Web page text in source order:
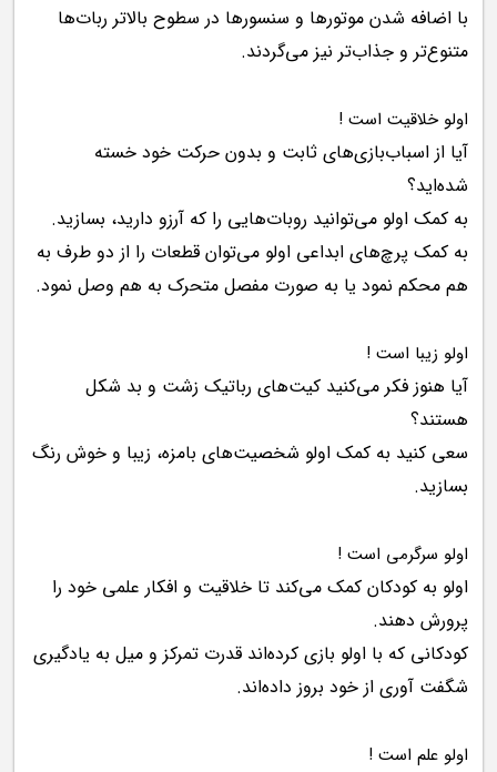
با اضافه شدن موتورها و سنسورها در سطوح بالاتر ربات‌ها
متنوع‌تر و جذاب‌تر نیز می‌گردند.
اولو خلاقیت است !
آیا از اسباب‌بازی‌های ثابت و بدون حرکت خود خسته
شده‌اید؟
به کمک اولو می‌توانید روبات‌هایی را که آرزو دارید، بسازید.
به کمک پرچ‌های ابداعی اولو می‌توان قطعات را از دو طرف به
هم محکم نمود یا به صورت مفصل متحرک به هم وصل نمود.
اولو زیبا است !
آیا هنوز فکر می‌کنید کیت‌های رباتیک زشت و بد شکل
هستند؟
سعی کنید به کمک اولو شخصیت‌های بامزه، زیبا و خوش رنگ
بسازید.
اولو سرگرمی است !
اولو به کودکان کمک می‌کند تا خلاقیت و افکار علمی خود را
پرورش دهند.
کودکانی که با اولو بازی کرده‌اند قدرت تمرکز و میل به یادگیری
شگفت آوری از خود بروز داده‌اند.
اولو علم است !